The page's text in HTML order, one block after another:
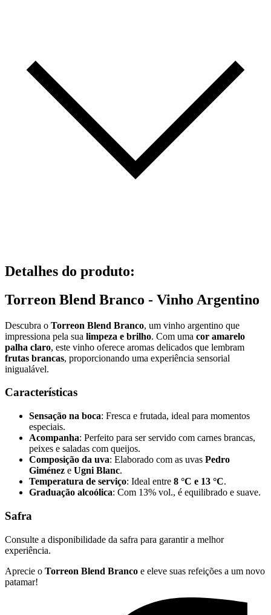
Detalhes do produto:
Torreon Blend Branco - Vinho Argentino
Descubra o Torreon Blend Branco, um vinho argentino que
impressiona pela sua limpeza e brilho. Com uma cor amarelo
palha claro, este vinho oferece aromas delicados que lembram
frutas brancas, proporcionando uma experiência sensorial
inigualável.
Características
Sensação na boca: Fresca e frutada, ideal para momentos
especiais.
Acompanha: Perfeito para ser servido com carnes brancas,
peixes e saladas com queijos.
Composição da uva: Elaborado com as uvas Pedro
Giménez e Ugni Blanc.
Temperatura de serviço: Ideal entre 8 °C e 13 °C.
Graduação alcoólica: Com 13% vol., é equilibrado e suave.
Safra
Consulte a disponibilidade da safra para garantir a melhor
experiência.
Aprecie o Torreon Blend Branco e eleve suas refeições a um novo
patamar!